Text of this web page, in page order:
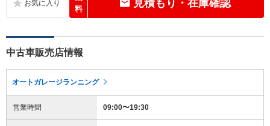
料
見積もり・在庫確認
中古車販売店情報
オートガレージランニング
営業時間 09:00〜19:30